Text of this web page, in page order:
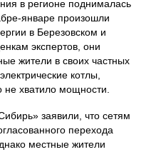
в регионе поднималась
январе произошли
в Березовском и
экспертов, они
жители в своих частных
котлы,
не хватило мощности.
заявили, что сетям
перехода
местные жители